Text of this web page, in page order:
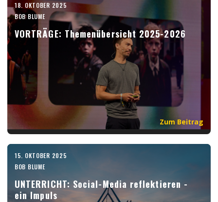
18. OKTOBER 2025
BOB BLUME
VORTRÄGE: Themenübersicht 2025-2026
Zum Beitrag
15. OKTOBER 2025
BOB BLUME
UNTERRICHT: Social-Media reflektieren -
ein Impuls